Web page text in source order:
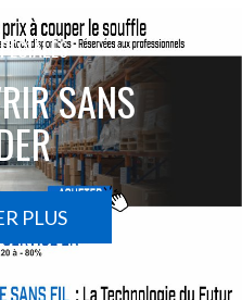
SANS
PLUS